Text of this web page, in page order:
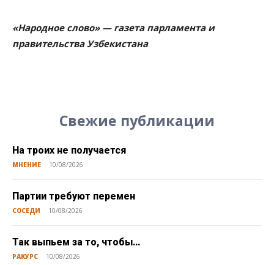
«Народное слово» — газета парламента и
правительства Узбекистана
Свежие публикации
На троих не получается
МНЕНИЕ 10/08/2026
Партии требуют перемен
СОСЕДИ 10/08/2026
Так выпьем за то, чтобы…
РАКУРС 10/08/2026